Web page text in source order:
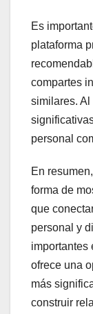
Es
plataforma
compartes
similares.
personal
En
forma de
que
personal y
importantes
ofrece una
más
construir